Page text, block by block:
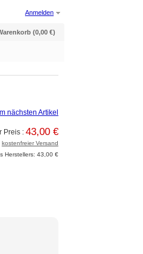
(0,00 €)
Anmelden
nächsten Artikel
Preis : 43,00 €
kostenfreier Versand
Herstellers: 43,00 €